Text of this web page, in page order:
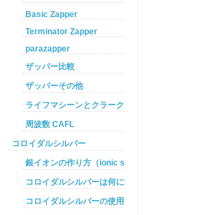
Basic Zapper
Terminator Zapper
parazapper
ザッパー比較
ザッパーその他
ライフマシーンとクラークザッパーの違い
周波数 CAFL
コロイダルシルバー
銀イオンの作り方（ionic silver ）
コロイダルシルバーは何に効くのか
コロイダルシルバーの使用方法